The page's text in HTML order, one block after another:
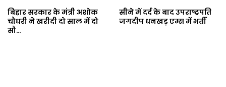
बिहार सरकार के मंत्री अशोक
चौधरी ने खरीदी दो साल में दो
सौ…
सीने में दर्द के बाद उपराष्ट्रपति
जगदीप धनखड़ एम्स में भर्ती